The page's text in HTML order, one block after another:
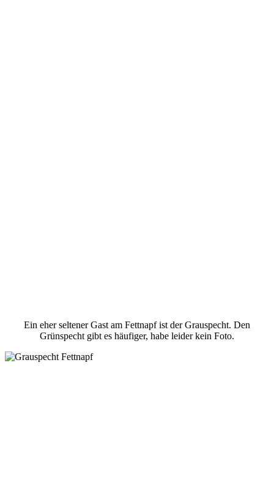
Ein eher seltener Gast am Fettnapf ist der Grauspecht. Den
Grünspecht gibt es häufiger, habe leider kein Foto.